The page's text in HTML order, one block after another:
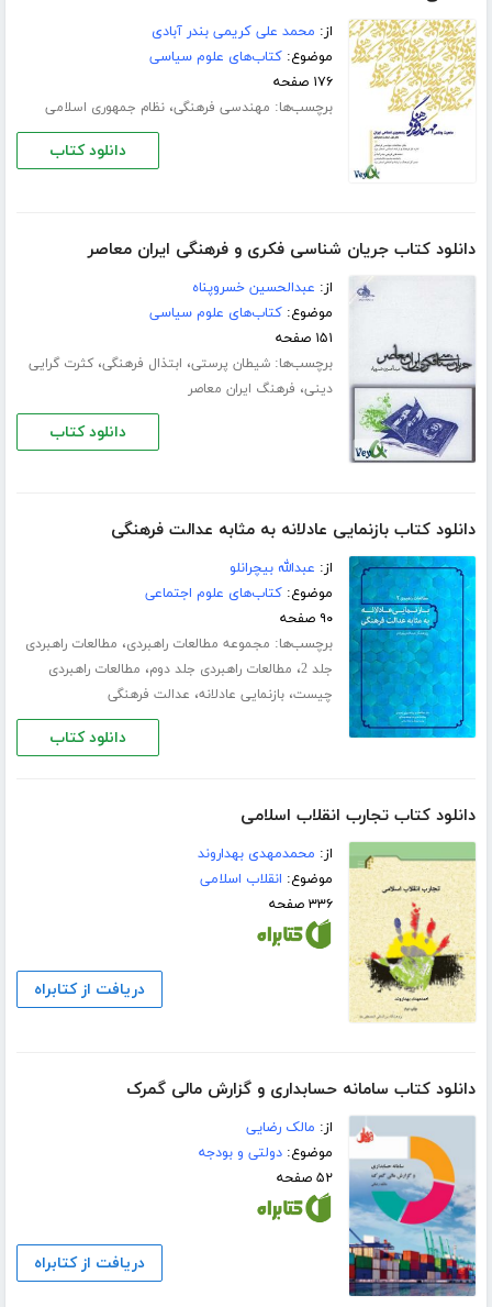
از: محمد علی کریمی بندر آبادی
موضوع:کتاب‌های علوم سیاسی
۱۷۶ صفحه
برچسب‌ها: مهندسی فرهنگی،نظام جمهوری اسلامی
دانلود کتاب
دانلود کتاب جریان شناسی فکری و فرهنگی ایران معاصر
از: عبدالحسین خسروپناه
موضوع:کتاب‌های علوم سیاسی
۱۵۱ صفحه
برچسب‌ها:شیطان پرستی، ابتذال فرهنگی،کثرت گرایی
دینی، فرهنگ ایران معاصر
دانلود کتاب
دانلود کتاب بازنمایی عادلانه به مثابه عدالت فرهنگی
از: عبدالله بیچرانلو
موضوع:کتاب‌های علوم اجتماعی
۹۰ صفحه
برچسب‌ها: مجموعه مطالعات راهبردی، مطالعات راهبردی
جلد 2 ، مطالعات راهبردی جلد دوم، مطالعات راهبردی
چیست،بازنمایی عادلانه، عدالت فرهنگی
دانلود کتاب
دانلود کتاب تجارب انقلاب اسلامی
از: محمدمهدی بهداروند
موضوع: انقلاب اسلامی
۳۳۶ صفحه
دریافت از کتابراه
دانلود کتاب سامانه حسابداری و گزارش مالی گمرک
از: مالک رضایی
موضوع:دولتی و بودجه
۵۲ صفحه
دریافت از کتابراه